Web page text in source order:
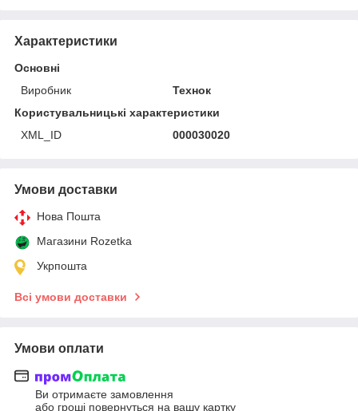
Характеристики
Основні
Виробник
Технок
Користувальницькі характеристики
XML_ID
000030020
Умови доставки
Нова Пошта
Магазини Rozetka
Укрпошта
Всі умови доставки
Умови оплати
Ви отримаєте замовлення
або гроші повернуться на вашу картку